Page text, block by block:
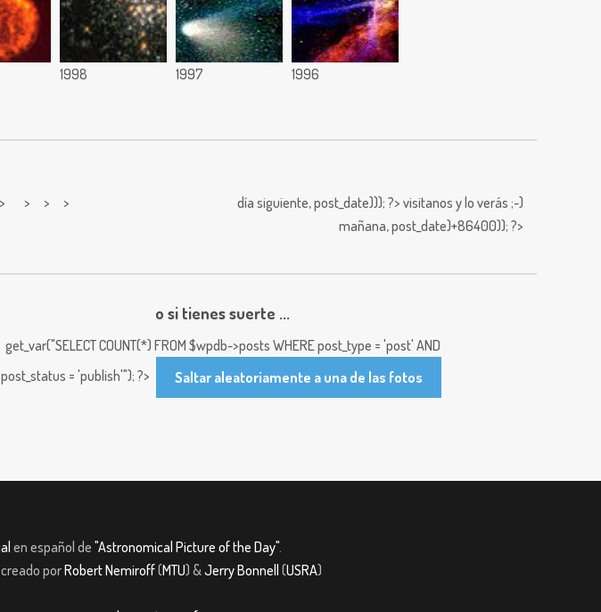
1998 1997 1996
?> > > > día siguiente,post_date))); ?> visitanos y lo verás ;-)
mañana,post_date)+86400)); ?>
o si tienes suerte ...
get_var("SELECT COUNT(*) FROM $wpdb->posts WHERE post_type = 'post' AND
post_status = 'publish'"); ?>
Saltar aleatoriamente a una de las fotos
en español de "Astronomical Picture of the Day".
creado porRobert Nemiroff(MTU) &Jerry Bonnell (USRA)